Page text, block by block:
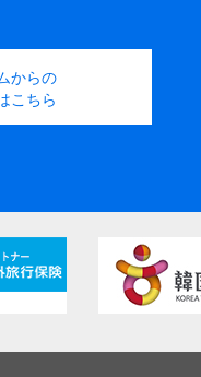
からの
こちら